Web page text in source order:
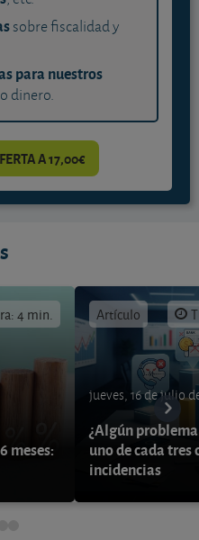
sobre fiscalidad y
para nuestros
dinero.
A 17,00€
4 min.
meses:
Artículo
jueves, 16 de julio
¿Algún problema
uno de cada
incidencias